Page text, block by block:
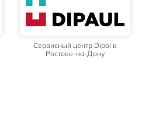
Сервисный центр Dipol в
Ростове-на-Дону